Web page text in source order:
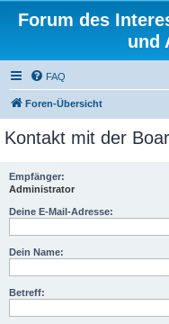
Forum des
und
FAQ
Foren-Übersicht
Kontakt mit der
Empfänger:
Administrator
Deine E-Mail-Adresse:
Dein Name:
Betreff: